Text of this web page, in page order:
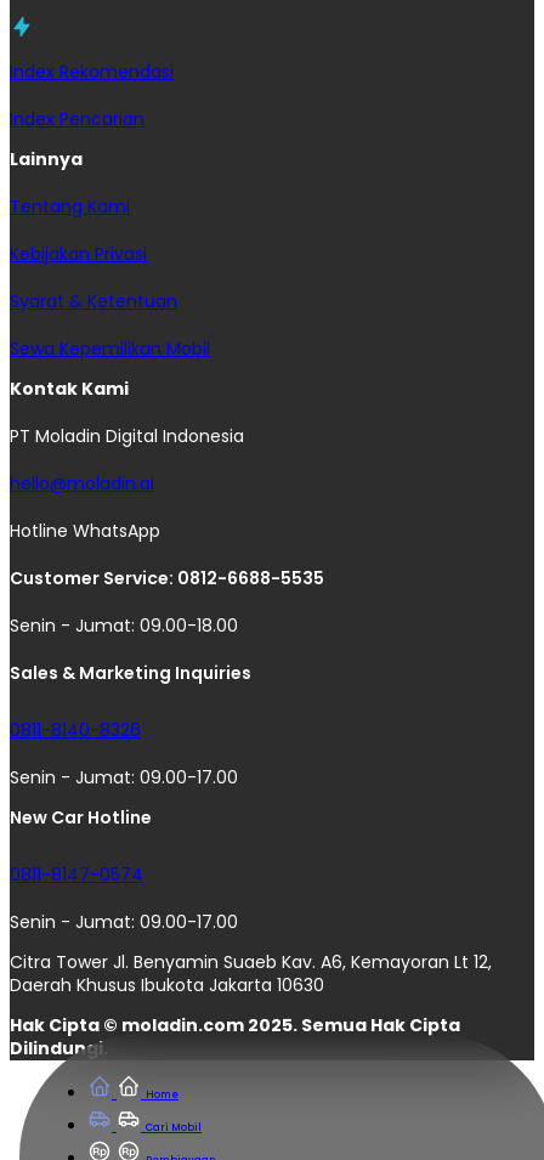
Home
Cari Mobil
Index Rekomendasi
Index Pencarian
Lainnya
Tentang Kami
Kebijakan Privasi
Syarat & Ketentuan
Sewa Kepemilikan Mobil
Kontak Kami
PT Moladin Digital Indonesia
hello@moladin.ai
Hotline WhatsApp
Customer Service: 0812-6688-5535
Senin - Jumat: 09.00-18.00
Sales & Marketing Inquiries
0811-8140-8326
Senin - Jumat: 09.00-17.00
New Car Hotline
0811-8147-0574
Senin - Jumat: 09.00-17.00
Citra Tower Jl. Benyamin Suaeb Kav. A6, Kemayoran Lt 12,
Daerah Khusus Ibukota Jakarta 10630
Hak Cipta © moladin.com 2025. Semua Hak Cipta
Dilindungi.